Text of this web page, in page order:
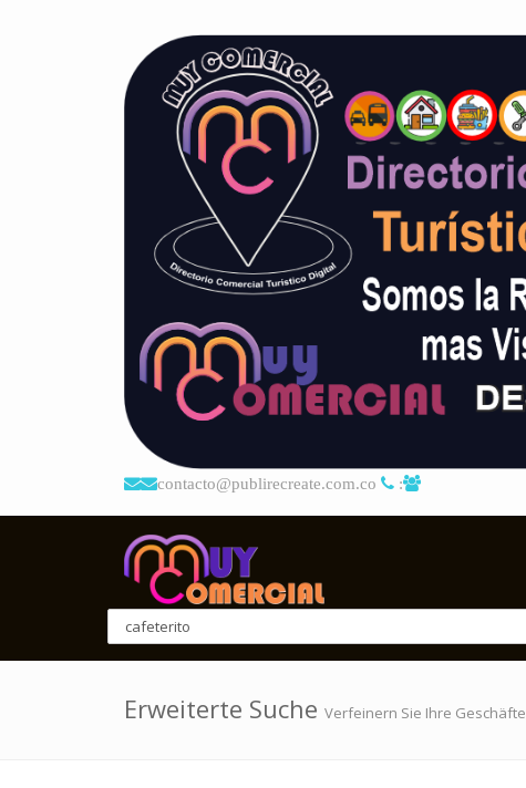
contacto@publirecreate.com.co :
Erweiterte Suche Verfeinern Sie Ihre Geschäfte